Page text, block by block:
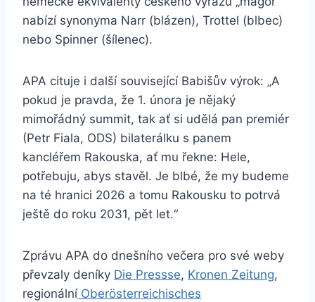
nabízí synonyma Narr (blázen), Trottel (blbec)
nebo Spinner (šílenec).
APA cituje i další související Babišův výrok: „A
pokud je pravda, že 1. února je nějaký
mimořádný summit, tak ať si udělá pan premiér
(Petr Fiala, ODS) bilaterálku s panem
kancléřem Rakouska, ať mu řekne: Hele,
potřebuju, abys stavěl. Je blbé, že my budeme
na té hranici 2026 a tomu Rakousku to potrvá
ještě do roku 2031, pět let.“
Zprávu APA do dnešního večera pro své weby
převzaly deníky Die Pressse, Kronen Zeitung,
regionální Oberösterreichisches